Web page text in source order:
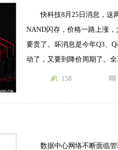
快科技8月25日消息，
NAND闪存，价格一路上涨
要贵了。坏消息是今年Q3、
动了，又要到降价周期了。
158
数据中心网络不断面临